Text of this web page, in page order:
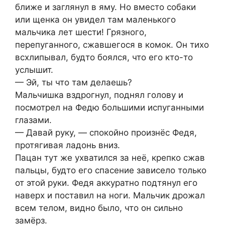
ближе и заглянул в яму. Но вместо собаки
или щенка он увидел там маленького
мальчика лет шести! Грязного,
перепуганного, сжавшегося в комок. Он тихо
всхлипывал, будто боялся, что его кто-то
услышит.
— Эй, ты что там делаешь?
Мальчишка вздрогнул, поднял голову и
посмотрел на Федю большими испуганными
глазами.
— Давай руку, — спокойно произнёс Федя,
протягивая ладонь вниз.
Пацан тут же ухватился за неё, крепко сжав
пальцы, будто его спасение зависело только
от этой руки. Федя аккуратно подтянул его
наверх и поставил на ноги. Мальчик дрожал
всем телом, видно было, что он сильно
замёрз.